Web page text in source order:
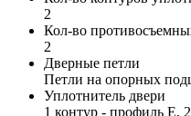
2
Кол-во
2
Дверные петли
Петли на опорных
Уплотнитель двери
1 контур - профиль Е,